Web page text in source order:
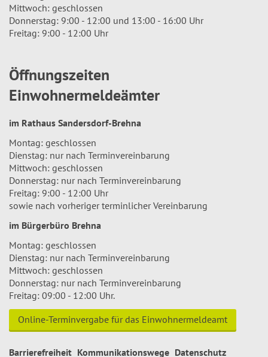
Mittwoch: geschlossen
Donnerstag: 9:00 - 12:00 und 13:00 - 16:00 Uhr
Freitag: 9:00 - 12:00 Uhr
Öffnungszeiten
Einwohnermeldeämter
im Rathaus Sandersdorf-Brehna
Montag: geschlossen
Dienstag: nur nach Terminvereinbarung
Mittwoch: geschlossen
Donnerstag: nur nach Terminvereinbarung
Freitag: 9:00 - 12:00 Uhr
sowie nach vorheriger terminlicher Vereinbarung
im Bürgerbüro Brehna
Montag: geschlossen
Dienstag: nur nach Terminvereinbarung
Mittwoch: geschlossen
Donnerstag: nur nach Terminvereinbarung
Freitag: 09:00 - 12:00 Uhr.
Online-Terminvergabe für das Einwohnermeldeamt
Barrierefreiheit Kommunikationswege Datenschutz